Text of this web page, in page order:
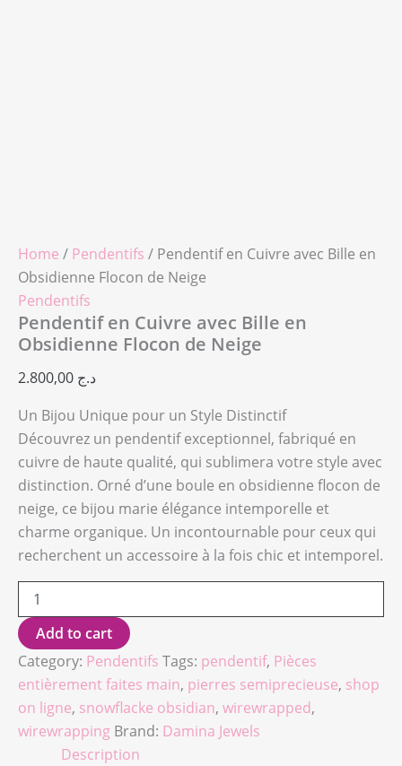
Home / Pendentifs / Pendentif en Cuivre avec Bille en
Obsidienne Flocon de Neige
Pendentifs
Pendentif en Cuivre avec Bille en
Obsidienne Flocon de Neige
د.ج
Un Bijou Unique pour un Style Distinctif
Découvrez un pendentif exceptionnel, fabriqué en
cuivre de haute qualité, qui sublimera votre style avec
distinction. Orné d’une boule en obsidienne flocon de
neige, ce bijou marie élégance intemporelle et
charme organique. Un incontournable pour ceux qui
recherchent un accessoire à la fois chic et intemporel.
Add to cart
Category: Pendentifs Tags: pendentif, Pièces
entièrement faites main, pierres semiprecieuse, shop
on ligne, snowflacke obsidian, wirewrapped,
wirewrapping Brand: Damina Jewels
Description